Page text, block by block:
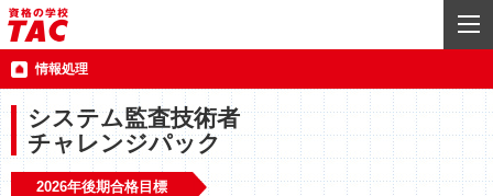
情報処理
システム監査技術者
チャレンジパック
2026年後期合格目標